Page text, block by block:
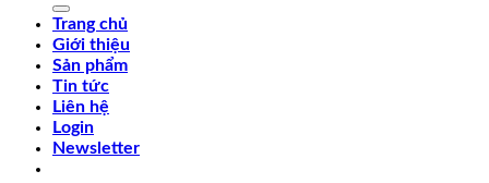
Trang chủ
Giới thiệu
Sản phẩm
Tin tức
Liên hệ
Login
Newsletter